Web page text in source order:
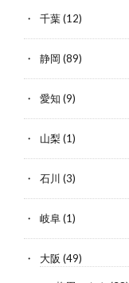
千葉(12)
静岡 (89)
愛知 (9)
山梨(1)
石川 (3)
岐阜(1)
大阪 (49)